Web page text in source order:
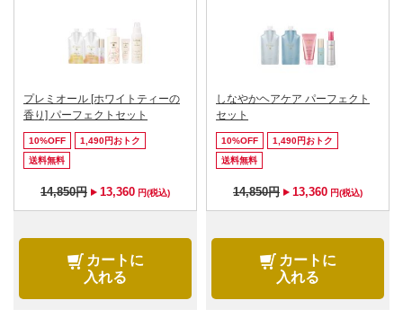
プレミオール [ホワイトティーの
香り] パーフェクトセット
10%OFF
1,490円おトク
送料無料
14,850円 13,360 円(税込)
カートに
入れる
しなやかヘアケア パーフェクト
セット
10%OFF
1,490円おトク
送料無料
14,850円 13,360 円(税込)
カートに
入れる